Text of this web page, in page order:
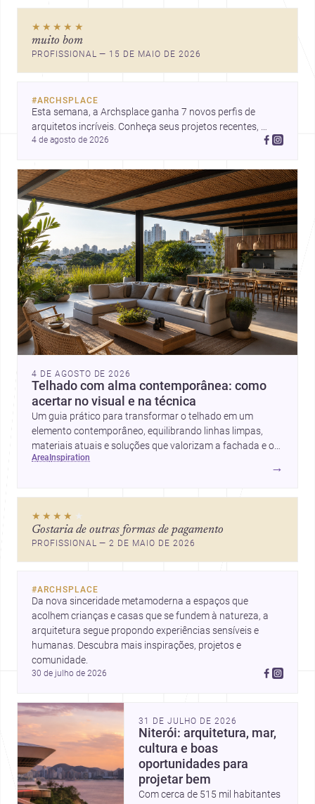
inspirador para profissionais que
pensam cidade, construção e
★★★★★
muito bom
PROFISSIONAL — 15 DE MAIO DE 2026
#ARCHSPLACE
Esta semana, a Archsplace ganha 7 novos perfis de
arquitetos incríveis. Conheça seus projetos recentes,
inspire-se com seus trabalhos e descubra talentos que
4 de agosto de 2026
4 DE AGOSTO DE 2026
Telhado com alma contemporânea: como
acertar no visual e na técnica
Um guia prático para transformar o telhado em um
elemento contemporâneo, equilibrando linhas limpas,
materiais atuais e soluções que valorizam a fachada e o
conforto da casa.
area inspiration
→
★★★★ ★
Gostaria de outras formas de pagamento
PROFISSIONAL — 2 DE MAIO DE 2026
#ARCHSPLACE
Da nova sinceridade metamoderna a espaços que
acolhem crianças e casas que se fundem à natureza, a
arquitetura segue propondo experiências sensíveis e
humanas. Descubra mais inspirações, projetos e
comunidade.
30 de julho de 2026
31 DE JULHO DE 2026
Niterói: arquitetura, mar,
cultura e boas
oportunidades para
projetar bem
Com cerca de 515 mil habitantes